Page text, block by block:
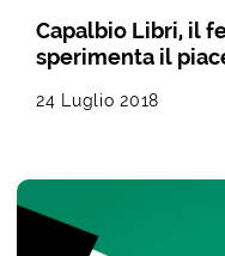
Capalbio Libri, il
sperimenta il
24 Luglio 2018